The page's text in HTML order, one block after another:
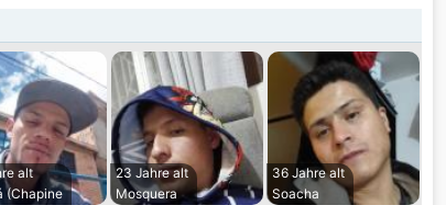
alt
(Chapine
23 Jahre alt
Mosquera
36 Jahre alt
Soacha